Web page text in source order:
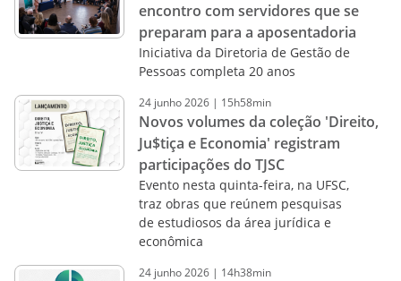
encontro com servidores que se
preparam para a aposentadoria
Iniciativa da Diretoria de Gestão de
Pessoas completa 20 anos
24 junho2026 | 15h58min
Novos volumes da coleção 'Direito,
Ju$tiça e Economia' registram
participações do TJSC
Evento nesta quinta-feira, na UFSC,
traz obras que reúnem pesquisas
de estudiosos da área jurídica e
econômica
24 junho2026 | 14h38min